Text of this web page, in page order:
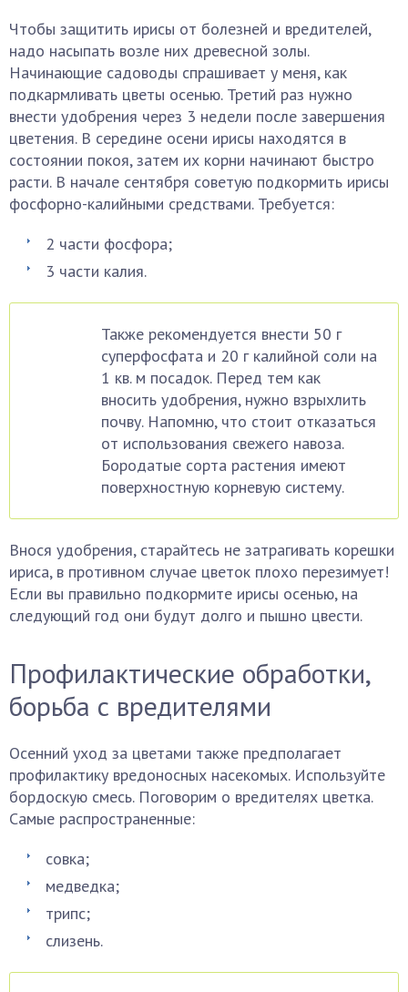
Чтобы защитить ирисы от болезней и вредителей,
надо насыпать возле них древесной золы.
Начинающие садоводы спрашивает у меня, как
подкармливать цветы осенью. Третий раз нужно
внести удобрения через 3 недели после завершения
цветения. В середине осени ирисы находятся в
состоянии покоя, затем их корни начинают быстро
расти. В начале сентября советую подкормить ирисы
фосфорно-калийными средствами. Требуется:
2 части фосфора;
3 части калия.
Также рекомендуется внести 50 г
суперфосфата и 20 г калийной соли на
1 кв. м посадок. Перед тем как
вносить удобрения, нужно взрыхлить
почву. Напомню, что стоит отказаться
от использования свежего навоза.
Бородатые сорта растения имеют
поверхностную корневую систему.
Внося удобрения, старайтесь не затрагивать корешки
ириса, в противном случае цветок плохо перезимует!
Если вы правильно подкормите ирисы осенью, на
следующий год они будут долго и пышно цвести.
Профилактические обработки,
борьба с вредителями
Осенний уход за цветами также предполагает
профилактику вредоносных насекомых. Используйте
бордоскую смесь. Поговорим о вредителях цветка.
Самые распространенные:
совка;
медведка;
трипс;
слизень.